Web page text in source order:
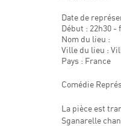
Date de
Début : 22h30 -
Nom du lieu :
Ville du lieu :
Pays : France
Comédie
La pièce est
Sganarelle